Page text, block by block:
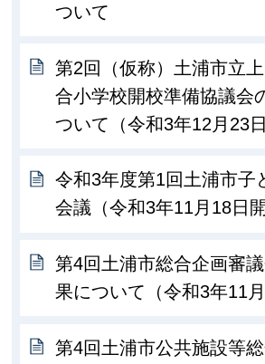
ついて
第2回（仮称）土浦市立
合小学校開校準備協議会
ついて（令和3年12月23日
令和3年度第1回土浦市子
会議（令和3年11月18日開
第4回土浦市総合企画審
果について（令和3年11月
第4回土浦市公共施設等